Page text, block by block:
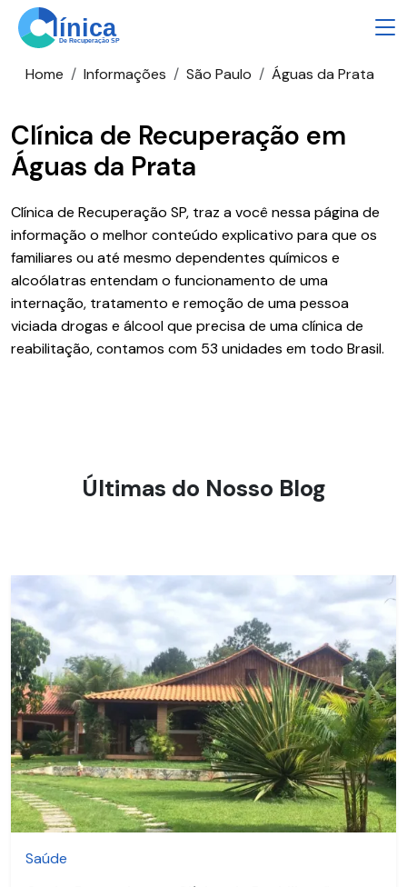
Home Informações São Paulo Águas da Prata
Clínica de Recuperação em
Águas da Prata
Clínica de Recuperação SP, traz a você nessa página de
informação o melhor conteúdo explicativo para que os
familiares ou até mesmo dependentes químicos e
alcoólatras entendam o funcionamento de uma
internação, tratamento e remoção de uma pessoa
viciada drogas e álcool que precisa de uma clínica de
reabilitação, contamos com 53 unidades em todo Brasil.
Últimas do Nosso Blog
Saúde